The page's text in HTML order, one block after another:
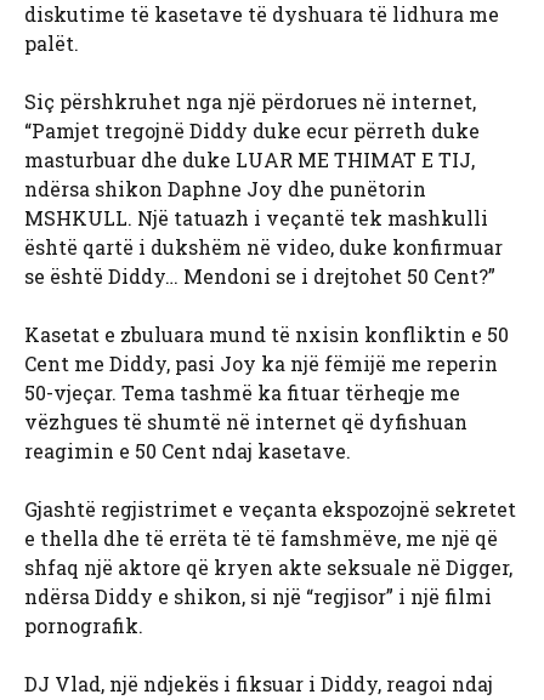
diskutime të kasetave të dyshuara të lidhura me
palët.
Siç përshkruhet nga një përdorues në internet,
“Pamjet tregojnë Diddy duke ecur përreth duke
masturbuar dhe duke LUAR ME THIMAT E TIJ,
ndërsa shikon Daphne Joy dhe punëtorin
MSHKULL. Një tatuazh i veçantë tek mashkulli
është qartë i dukshëm në video, duke konfirmuar
se është Diddy… Mendoni se i drejtohet 50 Cent?”
Kasetat e zbuluara mund të nxisin konfliktin e 50
Cent me Diddy, pasi Joy ka një fëmijë me reperin
50-vjeçar. Tema tashmë ka fituar tërheqje me
vëzhgues të shumtë në internet që dyfishuan
reagimin e 50 Cent ndaj kasetave.
Gjashtë regjistrimet e veçanta ekspozojnë sekretet
e thella dhe të errëta të të famshmëve, me një që
shfaq një aktore që kryen akte seksuale në Digger,
ndërsa Diddy e shikon, si një “regjisor” i një filmi
pornografik.
DJ Vlad, një ndjekës i fiksuar i Diddy, reagoi ndaj